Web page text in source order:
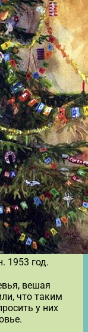
1953 год.
вешая
что таким
у них